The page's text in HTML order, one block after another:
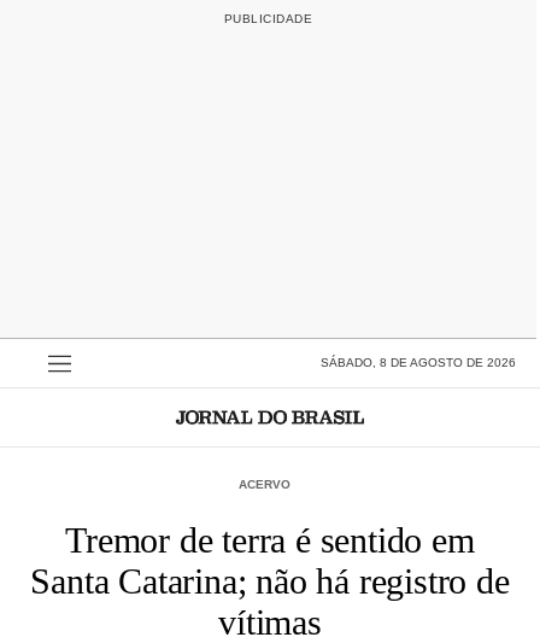
SÁBADO, 8 DE AGOSTO DE 2026
ACERVO
Tremor de terra é sentido em
Santa Catarina; não há registro de
vítimas